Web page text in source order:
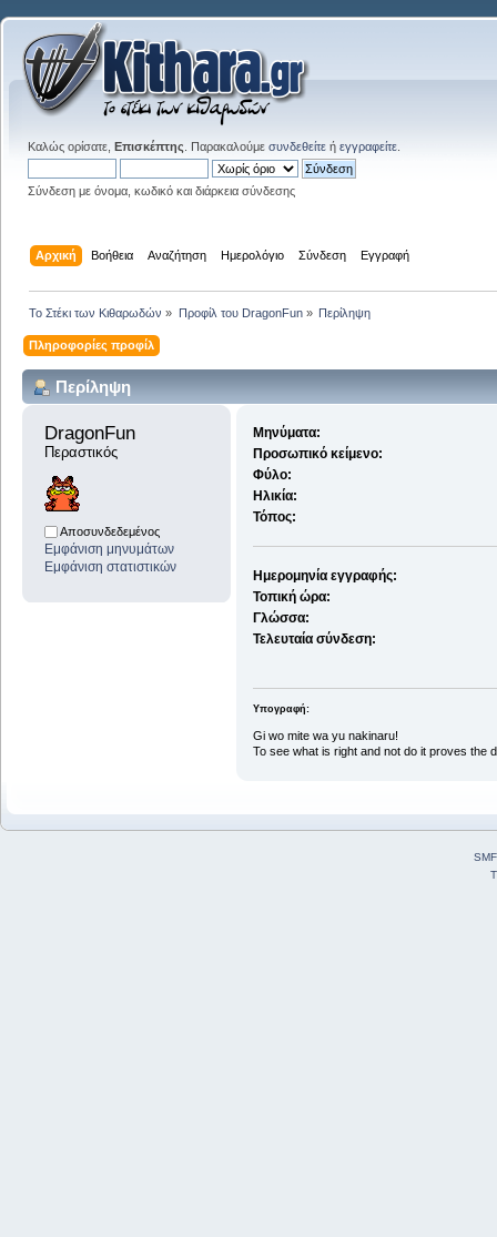
Καλώς ορίσατε, Επισκέπτης . Παρακαλούμε συνδεθείτε ή εγγραφείτε
Σύνδεση με όνομα, κωδικό και διάρκεια σύνδεσης
Αρχική Βοήθεια Αναζήτηση Ημερολόγιο Σύνδεση Εγγραφή
Το Στέκι των Κιθαρωδών » Προφίλ του DragonFun» Περίληψη
Πληροφορίες προφίλ
Περίληψη
DragonFun
Περαστικός
Αποσυνδεδεμένος
Εμφάνιση μηνυμάτων
Εμφάνιση στατιστικών
Μηνύματα:
Προσωπικό κείμενο:
Φύλο:
Ηλικία:
Τόπος:
Ημερομηνία εγγραφής:
Τοπική ώρα:
Γλώσσα:
Τελευταία σύνδεση:
Υπογραφή:
Gi wo mite wa yu nakinaru!
To see what is right and not do it proves the